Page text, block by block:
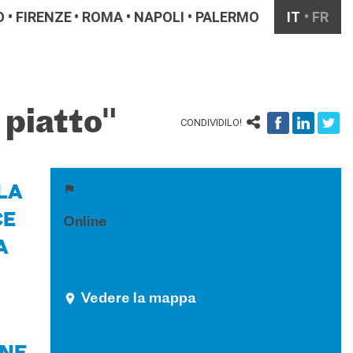
FIRENZE ROMA NAPOLI PALERMO IT FR
piatto" CONDIVIDILO!
Online
Vedere la mappa